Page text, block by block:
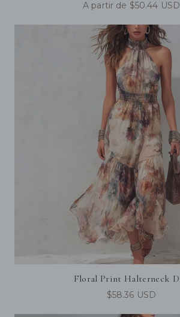
A partir de $50.44 USD
Floral Print Halterneck
$58.36 USD